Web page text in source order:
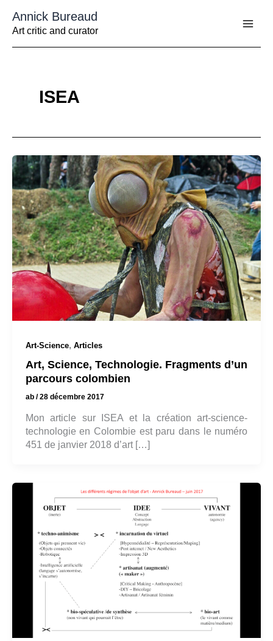
contenu
Annick Bureaud
Art critic and curator
ISEA
Art-Science, Articles
Art, Science, Technologie. Fragments d’un
parcours colombien
ab /28 décembre 2017
Mon article sur ISEA et la création art-science-
technologie en Colombie est paru dans le numéro
451 de janvier 2018 d’art […]